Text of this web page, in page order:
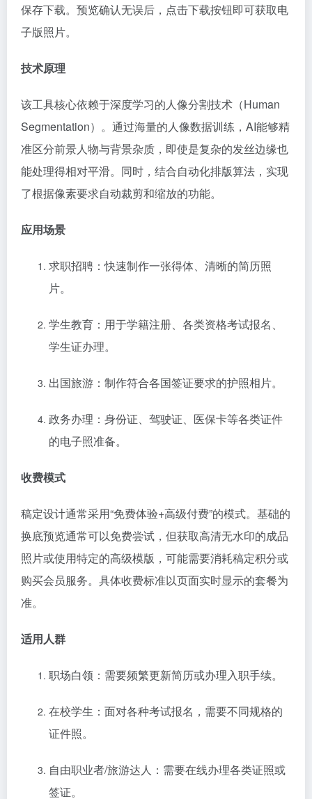
保存下载。预览确认无误后，点击下载按钮即可获取电
子版照片。
技术原理
该工具核心依赖于深度学习的人像分割技术（Human
Segmentation）。通过海量的人像数据训练，AI能够精
准区分前景人物与背景杂质，即使是复杂的发丝边缘也
能处理得相对平滑。同时，结合自动化排版算法，实现
了根据像素要求自动裁剪和缩放的功能。
应用场景
求职招聘：快速制作一张得体、清晰的简历照
片。
学生教育：用于学籍注册、各类资格考试报名、
学生证办理。
出国旅游：制作符合各国签证要求的护照相片。
政务办理：身份证、驾驶证、医保卡等各类证件
的电子照准备。
收费模式
稿定设计通常采用“免费体验+高级付费”的模式。基础的
换底预览通常可以免费尝试，但获取高清无水印的成品
照片或使用特定的高级模版，可能需要消耗稿定积分或
购买会员服务。具体收费标准以页面实时显示的套餐为
准。
适用人群
职场白领：需要频繁更新简历或办理入职手续。
在校学生：面对各种考试报名，需要不同规格的
证件照。
自由职业者/旅游达人：需要在线办理各类证照或
签证。